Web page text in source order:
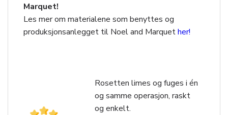
Marquet!
Les mer om materialene som benyttes og
produksjonsanlegget til Noel and Marquether!
Rosetten limes og fuges i én
og samme operasjon, raskt
og enkelt.